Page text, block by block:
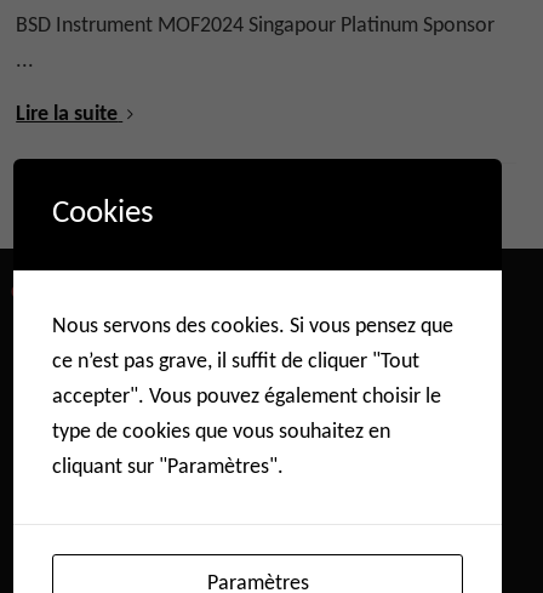
BSD Instrument MOF2024 Singapour Platinum Sponsor
...
Lire la suite
QUI SOMMES-NOUS
Cookies
Nous servons des cookies. Si vous pensez que
ce n’est pas grave, il suffit de cliquer "Tout
accepter". Vous pouvez également choisir le
type de cookies que vous souhaitez en
cliquant sur "Paramètres".
Paramètres